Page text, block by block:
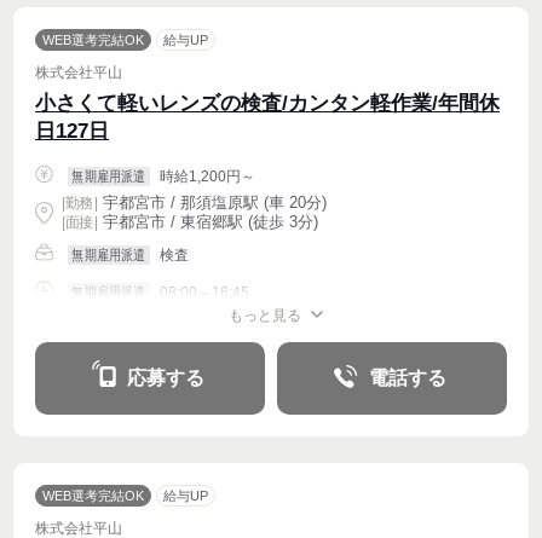
WEB選考完結OK 給与UP
株式会社平山
小さくて軽いレンズの検査/カンタン軽作業/年間休
日127日
無期雇用派遣
時給1,200円～
|勤務 宇都宮市 / 那須塩原駅 (車 20分)
| 面接 | 宇都宮市 / 東宿郷駅 (徒歩 3分)
無期雇用派遣 検査
無期雇用派遣 08:00～16:45
もっと見る
応募する 電話する
WEB選考完結OK 給与UP
株式会社平山